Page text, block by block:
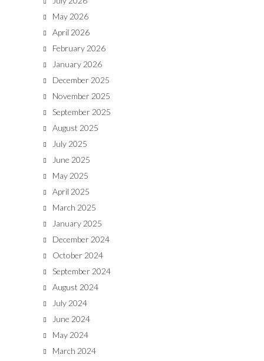
May 2026
April 2026
February 2026
January 2026
December 2025
November 2025
September 2025
August 2025
July 2025
June 2025
May 2025
April 2025
March 2025
January 2025
December 2024
October 2024
September 2024
August 2024
July 2024
June 2024
May 2024
March 2024